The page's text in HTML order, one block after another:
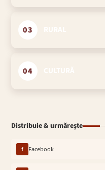
03
04
Distribuie & urmărește
f Facebook